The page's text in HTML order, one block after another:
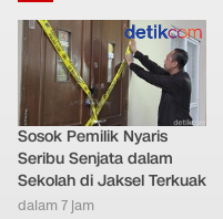
Sosok Pemilik Nyaris
Seribu Senjata dalam
Sekolah di Jaksel Terkuak
dalam 7 jam